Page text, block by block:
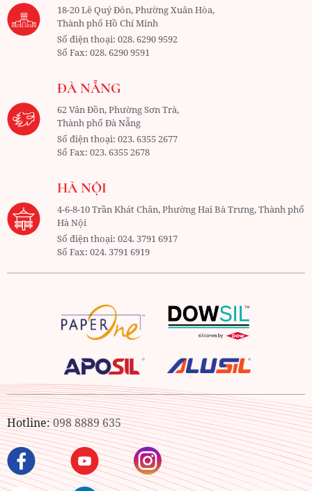
18-20 Lê Quý Đôn, Phường Xuân Hòa,
Thành phố Hồ Chí Minh
Số điện thoại:028. 6290 9592
Số Fax:028. 6290 9591
ĐÀ NẴNG
62 Vân Đồn, Phường Sơn Trà,
Thành phố Đà Nẵng
Số điện thoại:023. 6355 2677
Số Fax:023. 6355 2678
HÀ NỘI
4-6-8-10 Trần Khát Chân, Phường Hai Bà Trưng, Thành phố
Hà Nội
Số điện thoại:024. 3791 6917
Số Fax:024. 3791 6919
Hotline:098 8889 635